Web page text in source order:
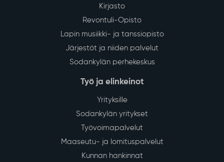
Kirjasto
Revontuli-Opisto
Lapin musiikki- ja tanssiopisto
Järjestöt ja niiden palvelut
Sodankylän perhekeskus
Työ ja elinkeinot
Yrityksille
Sodankylän yritykset
Työvoimapalvelut
Maaseutu- ja lomituspalvelut
Kunnan hankinnat